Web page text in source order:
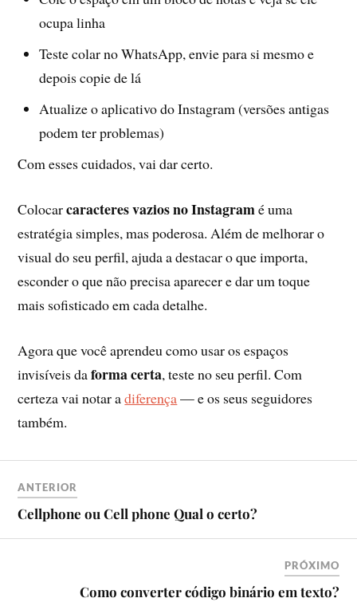
ocupa linha
Teste colar no WhatsApp, envie para si mesmo e
depois copie de lá
Atualize o aplicativo do Instagram (versões antigas
podem ter problemas)
Com esses cuidados, vai dar certo.
Colocarcaracteres vazios no Instagramé uma
estratégia simples, mas poderosa. Além de melhorar o
visual do seu perfil, ajuda a destacar o que importa,
esconder o que não precisa aparecer e dar um toque
mais sofisticado em cada detalhe.
Agora que você aprendeu como usar os espaços
invisíveis daforma certa, teste no seu perfil. Com
certeza vai notar adiferença— e os seus seguidores
também.
ANTERIOR
Cellphone ou Cell phone Qual o certo?
PRÓXIMO
Como converter código binário em texto?